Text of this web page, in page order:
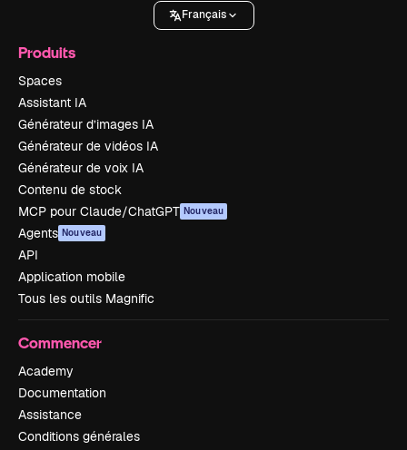
Français
Produits
Spaces
Assistant IA
Générateur d’images IA
Générateur de vidéos IA
Générateur de voix IA
Contenu de stock
MCP pour Claude/ChatGPT Nouveau
Agents Nouveau
API
Application mobile
Tous les outils Magnific
Commencer
Academy
Documentation
Assistance
Conditions générales